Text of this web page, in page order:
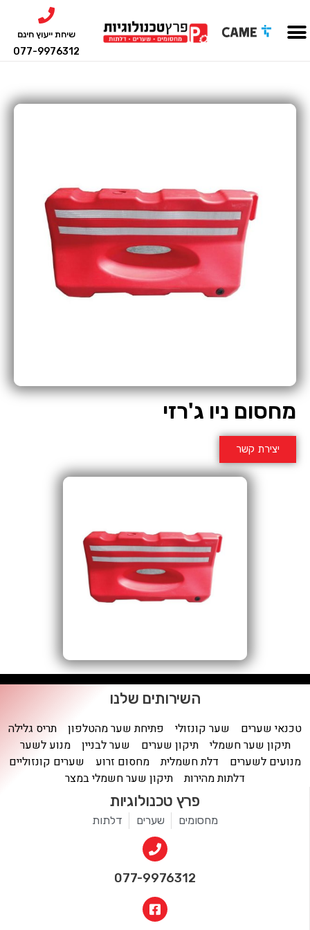
שיחת ייעוץ חינם
077-9976312
מחסום ניו ג'רזי
יצירת קשר
השירותים שלנו
טכנאי שערים שער קונזולי פתיחת שער מהטלפון
תריס גלילה
תיקון שער חשמלי
תיקון שערים שער לבניין
מנוע לשער
מנועים לשערים
דלת חשמלית מחסום זרוע
שערים קונזוליים
דלתות מהירות
תיקון שער חשמלי במצר
פרץ טכנולוגיות
מחסומים שערים דלתות
077-9976312